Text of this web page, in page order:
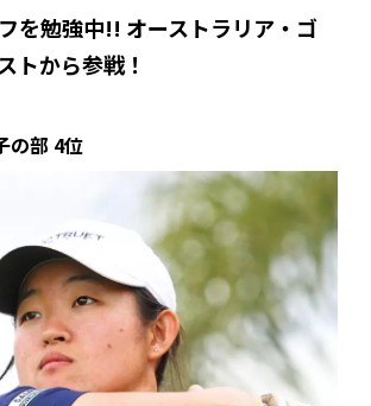
を勉強中!! オーストラリア・ゴ
トから参戦！
の部 4位